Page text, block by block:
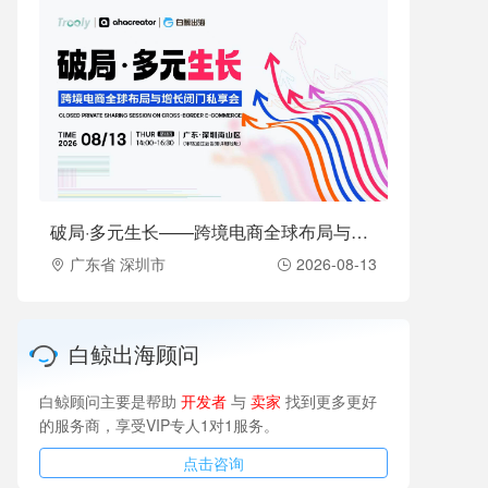
破局·多元生长——跨境电商全球布局与增长闭门私享会（2026-08-13）
广东省 深圳市 2026-08-13
白鲸出海顾问
白鲸顾问主要是帮助 开发者 与 卖家 找到更多更好
的服务商，享受VIP专人1对1服务。
点击咨询